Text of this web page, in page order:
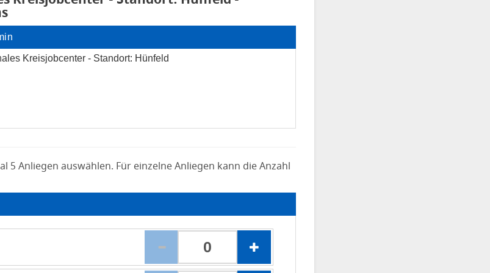
Kreisjobcenter - Standort: Hünfeld
5 Anliegen auswählen. Für einzelne Anliegen kann die Anzahl
Anliegen maximal 1 Mal auswählen.
anspringen